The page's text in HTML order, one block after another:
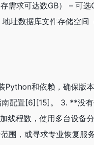
需求可达数GB） – 可
址数据库文件存储空间
Python和依赖，确保
配置[6][15]。 3. **没
程数，使用多台设备
围，或寻求专业恢复服